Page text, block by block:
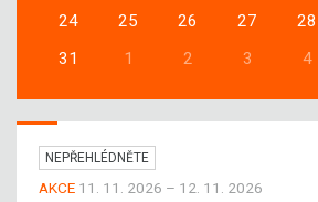
NEPŘEHLÉDNĚTE
AKCE 11. 11. 2026 – 12. 11. 2026
24
25 26 27 28
31
1 2 3 4